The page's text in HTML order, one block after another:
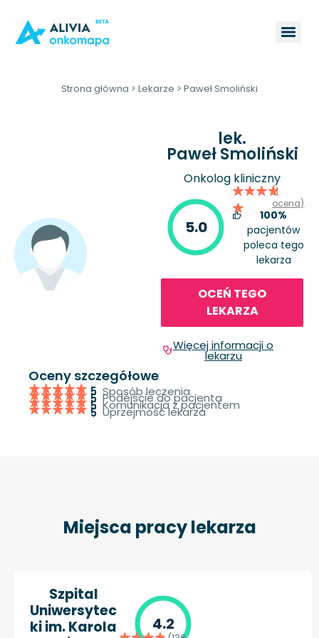
Strona główna > Lekarze > Paweł Smoliński
lek.
Paweł Smoliński
Onkolog kliniczny
5.0
(1
ocena)
100%
pacjentów
poleca tego
lekarza
OCEŃ TEGO
LEKARZA
Więcej informacji o
lekarzu
Oceny szczegółowe
5 Sposób leczenia
5 Podejście do pacjenta
5 Komunikacja z pacjentem
5 Uprzejmość lekarza
Miejsca pracy lekarza
Szpital
Uniwersytec
ki im. Karola
4.2